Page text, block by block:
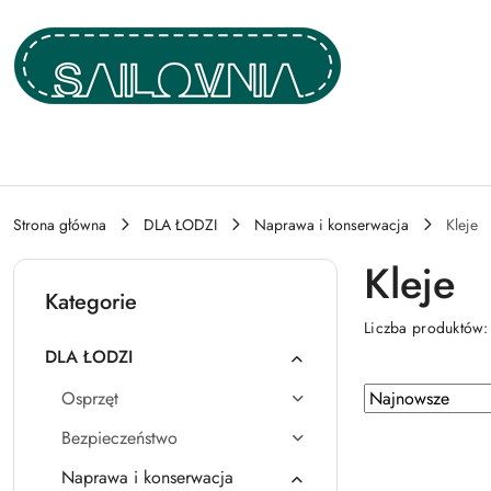
Przejdź do treści głównej
Przejdź do wyszukiwarki
Przejdź do moje konto
Przejdź do menu głównego
Przejdź do stopki
Strona główna DLA ŁODZI Naprawa i konserwacja Kleje
Kategorie
DLA ŁODZI
Osprzęt
Bezpieczeństwo
Naprawa i konserwacja
Kleje
Liczba
Zastosowano
sortowanie:
Sortuj
według